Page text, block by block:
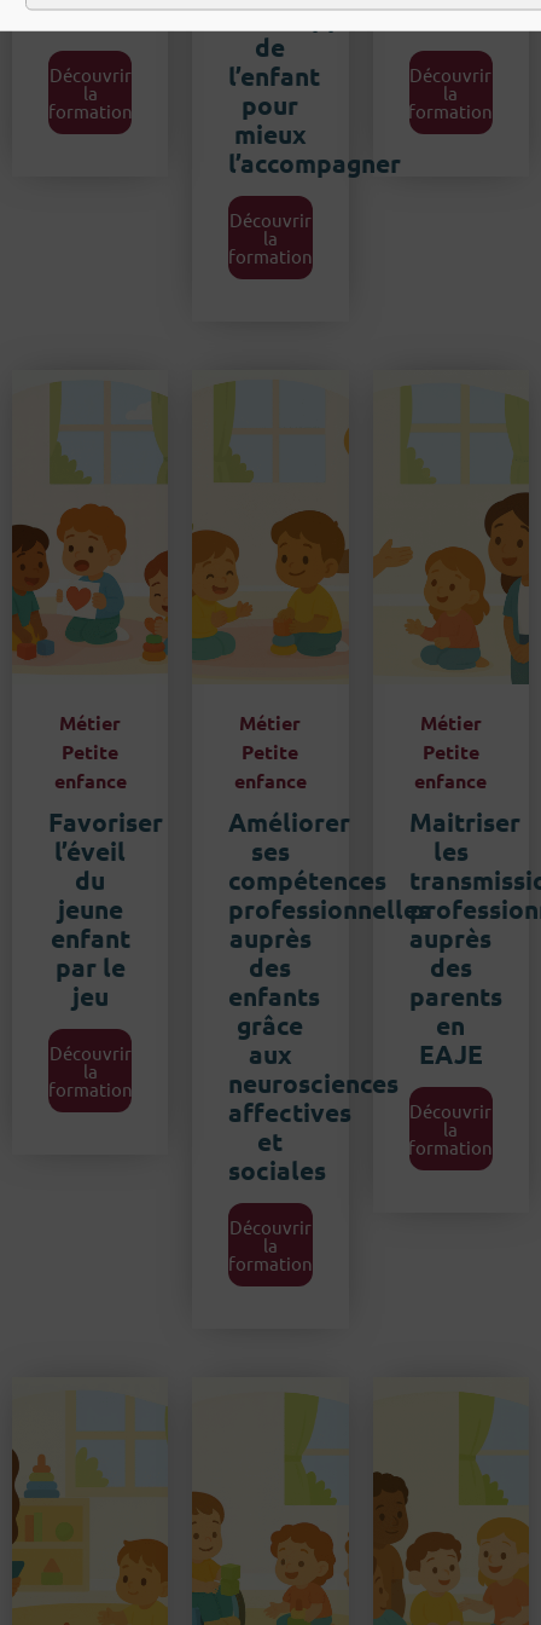
enfant
Découvrir
la
formation
développement
de
l’enfant
pour
mieux
l’accompagner
Découvrir
la
formation
enfant
Découvrir
la
formation
Métier
Petite
enfance
Favoriser
l’éveil
du
jeune
enfant
par le
jeu
Découvrir
la
formation
Métier
Petite
enfance
Améliorer
ses
compétences
professionnelles
auprès
des
enfants
grâce
aux
neurosciences
affectives
et
sociales
Découvrir
la
formation
Métier
Petite
enfance
Maitriser
les
auprès
des
parents
en
EAJE
Découvrir
la
formation